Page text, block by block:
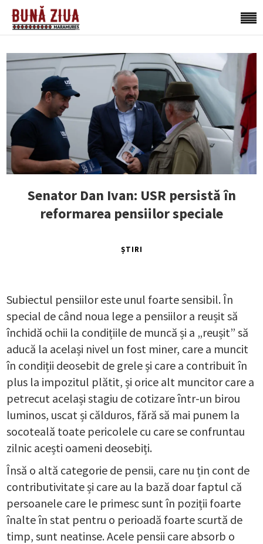
Senator Dan Ivan: USR persistă în
reformarea pensiilor speciale
ȘTIRI
Subiectul pensiilor este unul foarte sensibil. În
special de când noua lege a pensiilor a reușit să
închidă ochii la condițiile de muncă și a „reușit” să
aducă la același nivel un fost miner, care a muncit
în condiții deosebit de grele și care a contribuit în
plus la impozitul plătit, și orice alt muncitor care a
petrecut același stagiu de cotizare într-un birou
luminos, uscat și călduros, fără să mai punem la
socoteală toate pericolele cu care se confruntau
zilnic acești oameni deosebiți.
Însă o altă categorie de pensii, care nu țin cont de
contributivitate și care au la bază doar faptul că
persoanele care le primesc sunt în poziții foarte
înalte în stat pentru o perioadă foarte scurtă de
timp, sunt neatinse. Acele pensii care absorb o